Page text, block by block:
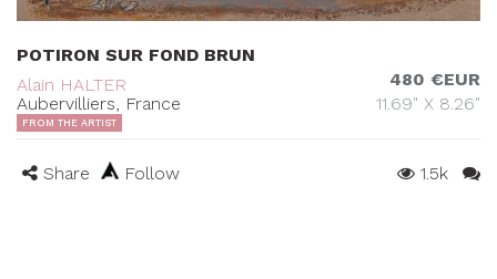
POTIRON SUR FOND BRUN
Alain HALTER
Aubervilliers, France
480 €EUR
11.69" X 8.26"
FROM THE ARTIST
Share Follow 1.5k